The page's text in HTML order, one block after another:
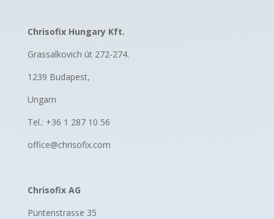
Chrisofix Hungary Kft.
Grassalkovich út 272-274.
1239 Budapest,
Ungarn
Tel.: +36 1 287 10 56
office@chrisofix.com
Chrisofix AG
Püntenstrasse 35